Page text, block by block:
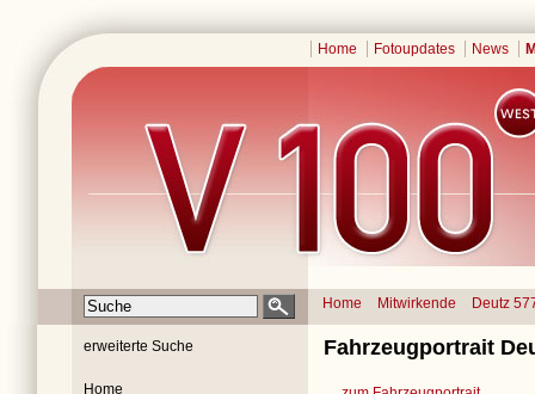
Home Fotoupdates News
Home Mitwirkende Deutz
erweiterte Suche
Home
Fahrzeugportrait